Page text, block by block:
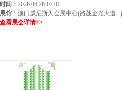
时间 ：2026.06.26-07.01
展馆 ：澳门威尼斯人会展中心(路氹金光大道 ..)
查看展会详情>>